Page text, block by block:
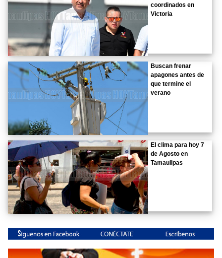
coordinados en
Victoria
Buscan frenar
apagones antes de
que termine el
verano
El clima para hoy 7
de Agosto en
Tamaulipas